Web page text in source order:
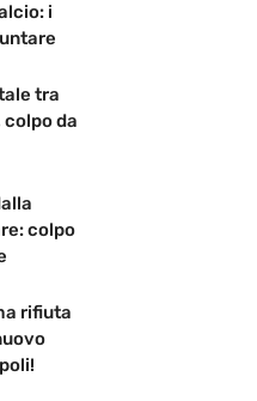
i
tra
da
colpo
rifiuta